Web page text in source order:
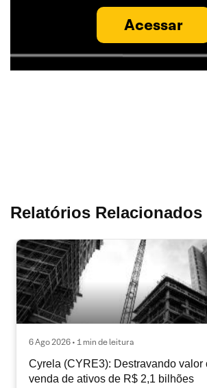
Acessar
Relatórios Relacionados
6 Ago 2026 • 1 min de leitura
Cyrela (CYRE3): Destravando valor
venda de ativos de R$ 2,1 bilhões